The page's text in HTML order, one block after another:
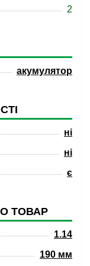
2
акумулятор
ні
ні
є
ТОВАР
1.14
190 мм